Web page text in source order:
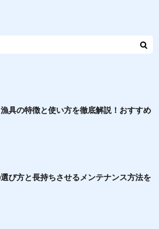
具の特徴と使い方を徹底解説！おすすめ
び方と長持ちさせるメンテナンス方法を